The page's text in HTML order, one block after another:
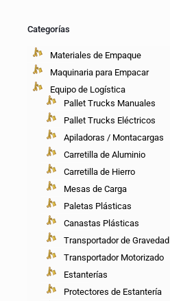
Categorías
Materiales de Empaque
Maquinaria para Empacar
Equipo de Logística
Pallet Trucks Manuales
Pallet Trucks Eléctricos
Apiladoras / Montacargas
Carretilla de Aluminio
Carretilla de Hierro
Mesas de Carga
Paletas Plásticas
Canastas Plásticas
Transportador de Gravedad
Transportador Motorizado
Estanterías
Protectores de Estantería
solución
para
área
de
descargas
ya
que
es
de
fácil
instalación
manejo.
Van
de
bodega
al
Camión.
Posee
gran